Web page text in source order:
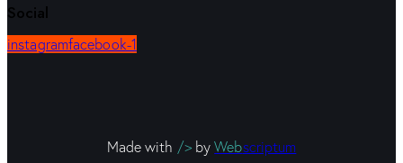
Social
instagramfacebook-1
Made with />byWebscriptum